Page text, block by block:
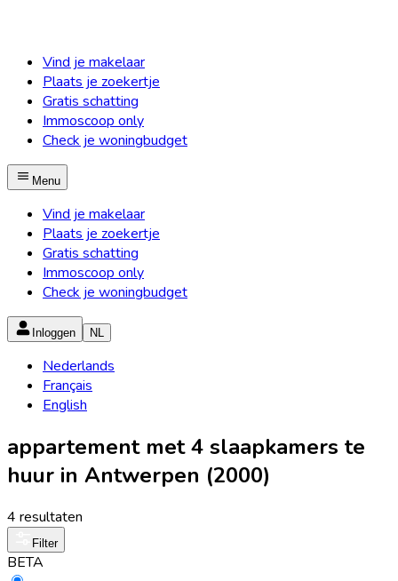
Vind je makelaar
Plaats je zoekertje
Gratis schatting
Immoscoop only
Check je woningbudget
Menu
Vind je makelaar
Plaats je zoekertje
Gratis schatting
Immoscoop only
Check je woningbudget
Inloggen NL
Nederlands
Français
English
appartement met 4 slaapkamers te
huur in Antwerpen (2000)
4 resultaten
Filter
BETA